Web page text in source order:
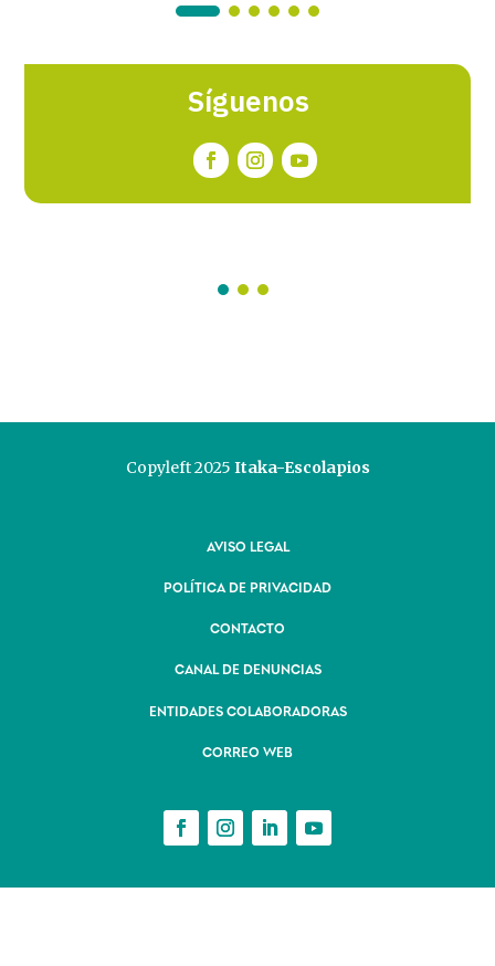
Síguenos
Copyleft 2025 Itaka-Escolapios
AVISO LEGAL
POLÍTICA DE PRIVACIDAD
CONTACTO
CANAL DE DENUNCIAS
ENTIDADES COLABORADORAS
CORREO WEB